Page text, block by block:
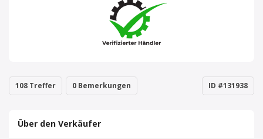
108 Treffer 0 Bemerkungen ID #131938
Über den Verkäufer